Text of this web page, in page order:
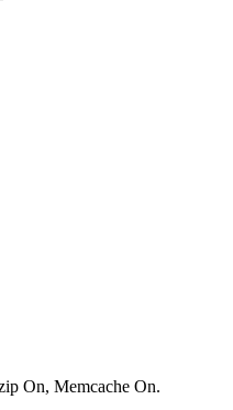
On, Memcache On.